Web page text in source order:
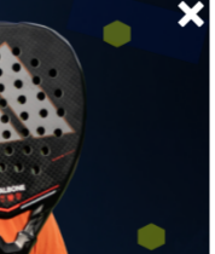
alcanza para
seguidas si la
de litio ·
de transporte
Escríbenos por